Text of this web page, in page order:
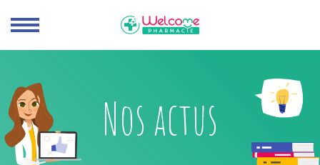
Nos actus